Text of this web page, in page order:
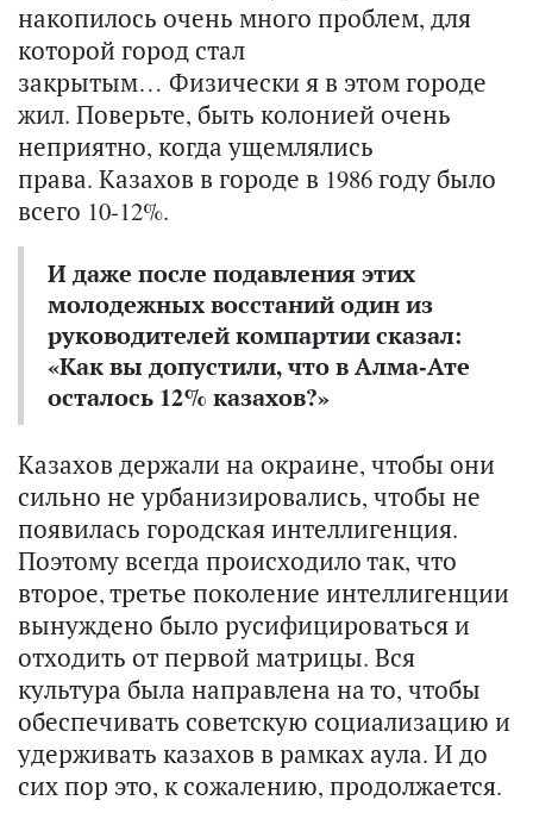
накопилось очень много проблем, для
которой город стал
закрытым… Физически я в этом городе
жил. Поверьте, быть колонией очень
неприятно, когда ущемлялись
права. Казахов в городе в 1986 году было
всего 10-12%.
И даже после подавления этих
молодежных восстаний один из
руководителей компартии сказал:
«Как вы допустили, что в Алма-Ате
осталось 12% казахов?»
Казахов держали на окраине, чтобы они
сильно не урбанизировались, чтобы не
появилась городская интеллигенция.
Поэтому всегда происходило так, что
второе, третье поколение интеллигенции
вынуждено было русифицироваться и
отходить от первой матрицы. Вся
культура была направлена на то, чтобы
обеспечивать советскую социализацию и
удерживать казахов в рамках аула. И до
сих пор это, к сожалению, продолжается.